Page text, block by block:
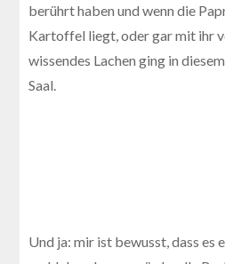
berührt haben und wenn die
Kartoffel liegt, oder gar mit ihr
wissendes Lachen ging in
Saal.
Und ja: mir ist bewusst, dass